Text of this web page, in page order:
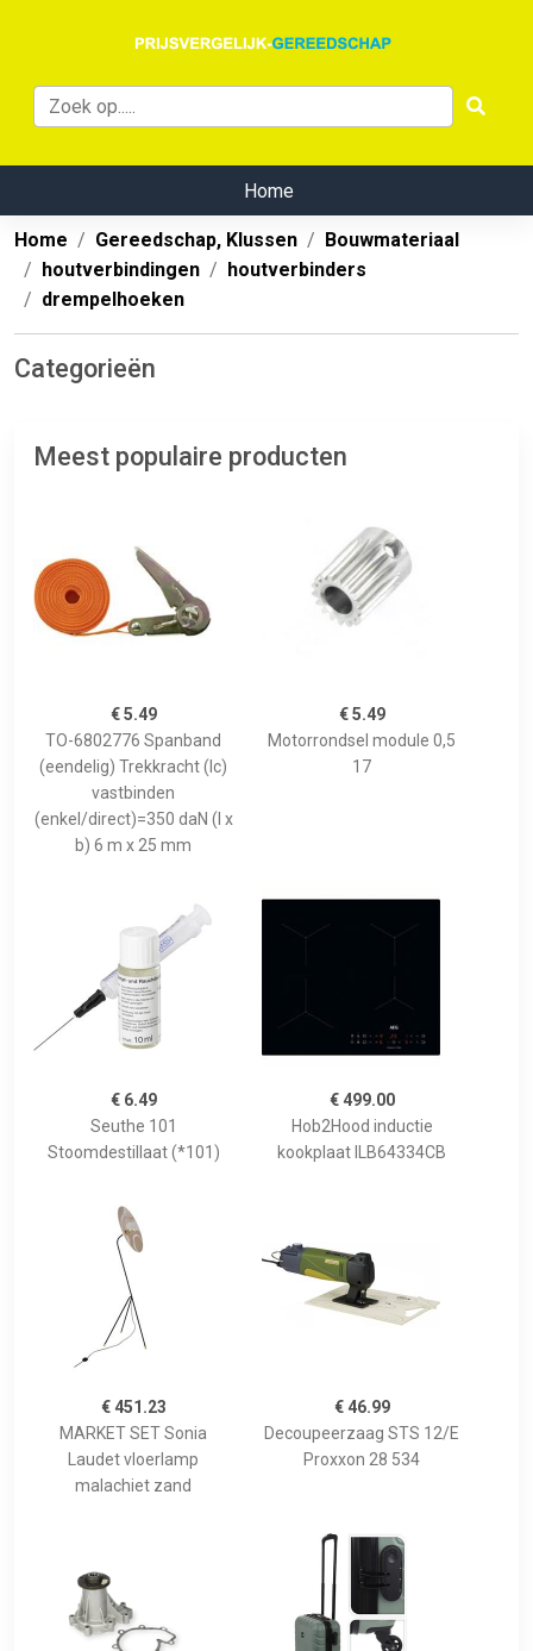
Home
Home Gereedschap, Klussen
Bouwmateriaal
houtverbindingen
houtverbinders
drempelhoeken
Categorieën
Meest populaire producten
€ 5.49
TO-6802776 Spanband
(eendelig) Trekkracht (lc)
vastbinden
(enkel/direct)=350 daN (l x
b) 6 m x 25 mm
€ 5.49
Motorrondsel module 0,5
17
€ 6.49
Seuthe 101
Stoomdestillaat (*101)
€ 499.00
Hob2Hood inductie
kookplaat ILB64334CB
€ 451.23
MARKET SET Sonia
Laudet vloerlamp
malachiet zand
€ 46.99
Decoupeerzaag STS 12/E
Proxxon 28 534